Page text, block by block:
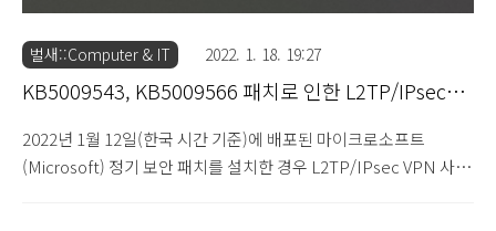
벌새::Computer & IT 2022. 1. 18. 19:27
KB5009543, KB5009566 패치로 인한 L2TP/IPsec
2022년 1월 12일(한국 시간 기준)에 배포된 마이크로소프트
(Microsoft) 정기 보안 패치를 설치한 경우 L2TP/IPsec VPN 사용